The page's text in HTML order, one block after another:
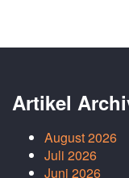
Artikel
August 2026
Juli 2026
Juni 2026